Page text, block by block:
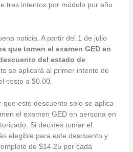
tres intentos por módulo por año
noticia. A partir del 1 de julio
que tomen el examen GED en
del estado de
se aplicará al primer intento de
costo a $0.00.
que este descuento solo se aplica
el examen GED en persona en
Si decides tomar el
elegible para este descuento y
de $14.25 por cada